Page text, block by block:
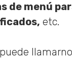
de menú
etc.